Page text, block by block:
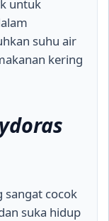
untuk
suhu air
kering
sangat cocok
suka hidup